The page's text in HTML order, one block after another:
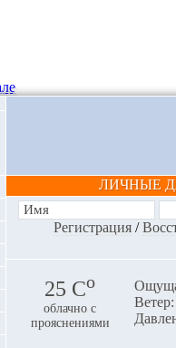
ЛИЧНЫЕ
Регистрация/
25 Сo
облачно с
прояснениями